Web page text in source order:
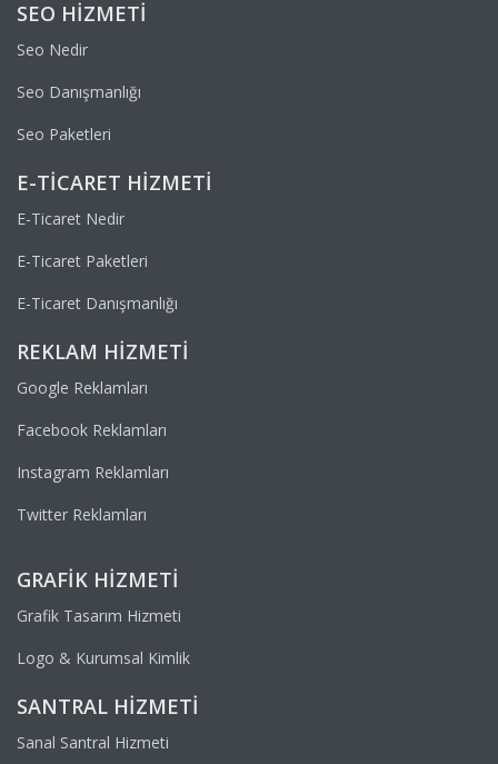
SEO HIZMETI
Seo Nedir
Seo Danışmanlığı
Seo Paketleri
E-TICARET HIZMETI
E-Ticaret Nedir
E-Ticaret Paketleri
E-Ticaret Danışmanlığı
REKLAM HIZMETI
Google Reklamları
Facebook Reklamları
Instagram Reklamları
Twitter Reklamları
GRAFIK HIZMETI
Grafik Tasarım Hizmeti
Logo & Kurumsal Kimlik
SANTRAL HIZMETI
Sanal Santral Hizmeti